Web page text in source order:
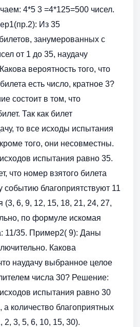
4*5 3 =4*125=500 чисел.
Из 35
занумерованных с
от 1 до 35, наудачу
вероятность того, что
есть число, кратное 3?
состоит в том, что
Так как билет
то все исходы испытания
того, они несовместны.
испытания равно 35.
что номер взятого билета
событию благоприятствуют 11
(3, 6, 9, 12, 15, 18, 21, 24, 27,
по формуле искомая
11/35. Пример2( 9): Даны
Какова
наудачу выбранное целое
числа 30? Решение:
испытания равно 30
а количество благоприятных
2, 3, 5, 6, 10, 15, 30).